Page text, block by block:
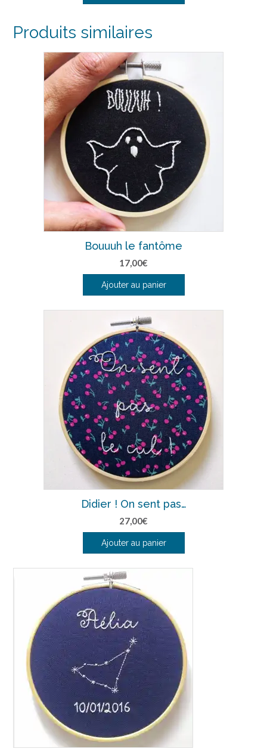
Produits similaires
Bouuuh le fantôme
17,00€
Ajouter au panier
Didier ! On sent pas…
27,00€
Ajouter au panier